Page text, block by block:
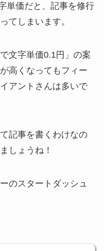
単価だと、記事を修行
てしまいます。
文字単価0.1円」の案
高くなってもフィー
アントさんは多いで
記事を書くわけなの
しょうね！
のスタートダッシュ